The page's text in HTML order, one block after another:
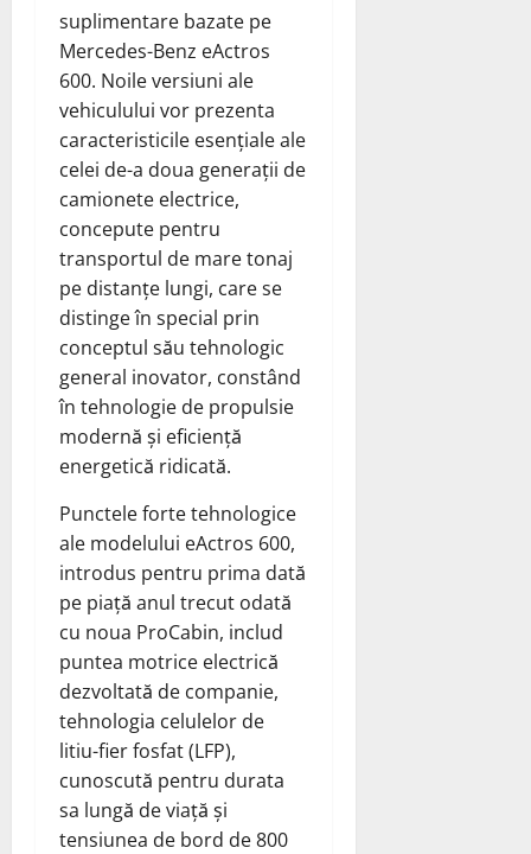
suplimentare bazate pe
Mercedes-Benz eActros
600. Noile versiuni ale
vehiculului vor prezenta
caracteristicile esențiale ale
celei de-a doua generații de
camionete electrice,
concepute pentru
transportul de mare tonaj
pe distanțe lungi, care se
distinge în special prin
conceptul său tehnologic
general inovator, constând
în tehnologie de propulsie
modernă și eficiență
energetică ridicată.
Punctele forte tehnologice
ale modelului eActros 600,
introdus pentru prima dată
pe piață anul trecut odată
cu noua ProCabin, includ
puntea motrice electrică
dezvoltată de companie,
tehnologia celulelor de
litiu-fier fosfat (LFP),
cunoscută pentru durata
sa lungă de viață și
tensiunea de bord de 800